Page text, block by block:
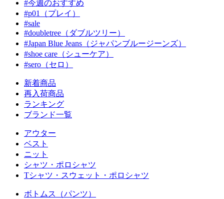
#今週のおすすめ
#p01（プレイ）
#sale
#doubletree（ダブルツリー）
#Japan Blue Jeans（ジャパンブルージーンズ）
#shoe care（シューケア）
#sero（セロ）
新着商品
再入荷商品
ランキング
ブランド一覧
アウター
ベスト
ニット
シャツ・ポロシャツ
Tシャツ・スウェット・ポロシャツ
ボトムス（パンツ）